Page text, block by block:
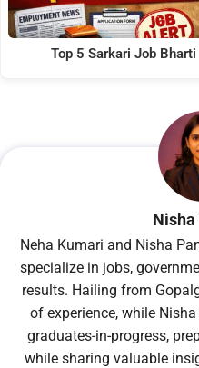
Top 5 Sarkari Job Bharti
Nisha
Neha Kumari and Nisha
specialize in jobs,
results. Hailing from
of experience, while
graduates-in-progress,
while sharing valuable